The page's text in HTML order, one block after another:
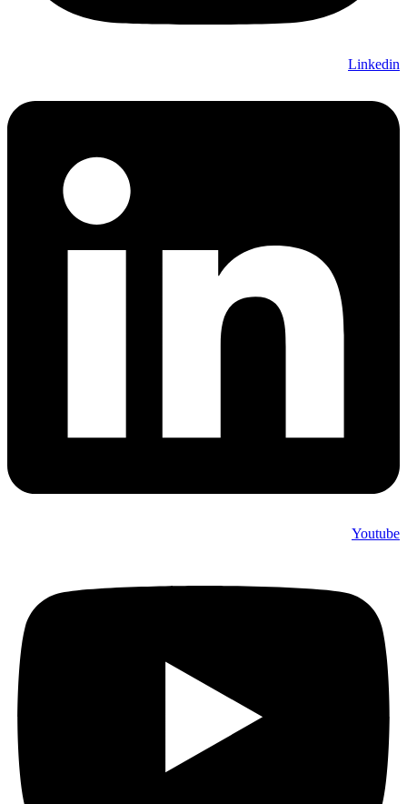
Linkedin
Youtube